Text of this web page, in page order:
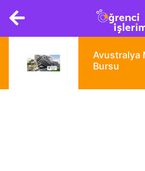
main
navigation
Avustralya
Bursu